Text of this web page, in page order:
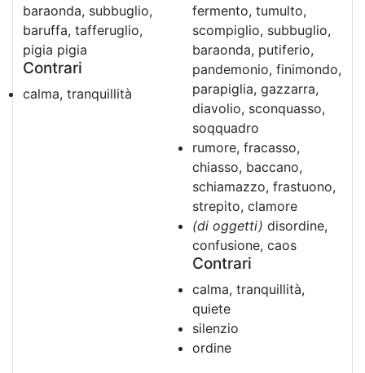
baraonda, subbuglio,
baruffa, tafferuglio,
pigia pigia
Contrari
calma, tranquillità
fermento, tumulto,
scompiglio, subbuglio,
baraonda, putiferio,
pandemonio, finimondo,
parapiglia, gazzarra,
diavolio, sconquasso,
soqquadro
rumore, fracasso,
chiasso, baccano,
schiamazzo, frastuono,
strepito, clamore
(di oggetti) disordine,
confusione, caos
Contrari
calma, tranquillità,
quiete
silenzio
ordine